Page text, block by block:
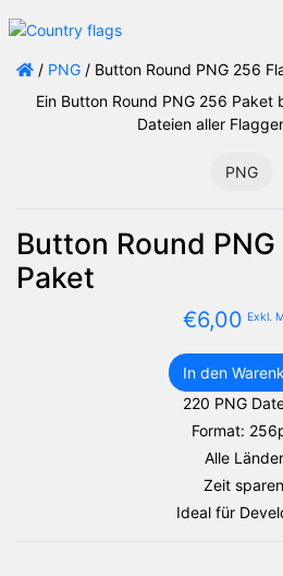
/ PNG / Button Round PNG 256
Ein Button Round PNG 256 Paket
Dateien aller
PNG
Button Round
Paket
€6,00 Exkl.
Button
Round
PNG
Flaggen
Menge
In den
220 PNG
Format:
Alle Länder
Zeit sparen
Ideal für